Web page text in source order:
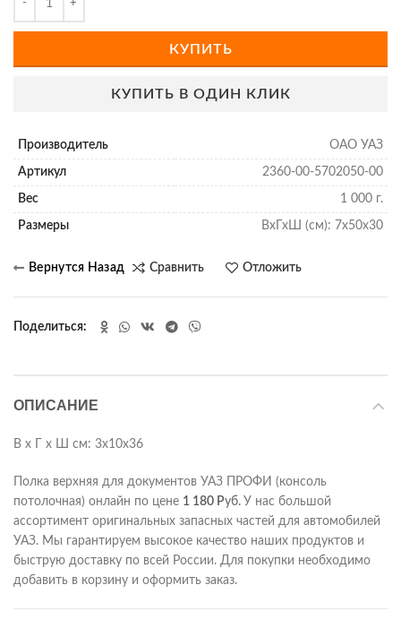
КУПИТЬ
КУПИТЬ В ОДИН КЛИК
Производитель ОАО УАЗ
Артикул 2360-00-5702050-00
Вес 1 000 г.
Размеры ВхГхШ (см): 7х50х30
Сравнить Отложить
Поделиться
ОПИСАНИЕ
В х Г х Ш см: 3х10х36
Полка верхняя для документов УАЗ ПРОФИ (консоль
потолочная) онлайн по цене 1 180 Руб. У нас большой
ассортимент оригинальных запасных частей для автомобилей
УАЗ. Мы гарантируем высокое качество наших продуктов и
быструю доставку по всей России. Для покупки необходимо
добавить в корзину и оформить заказ.